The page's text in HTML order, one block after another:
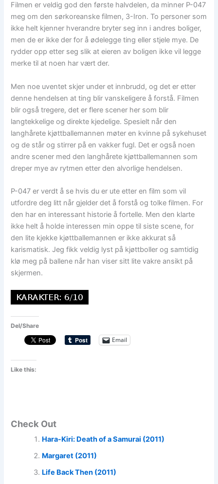
Filmen er veldig god den første halvdelen, da minner P-047
meg om den sørkoreanske filmen, 3-Iron. To personer som
ikke helt kjenner hverandre bryter seg inn i andres boliger,
men de er ikke der for å ødelegge ting eller stjele mye. De
rydder opp etter seg slik at eieren av boligen ikke vil legge
merke til at noen har vært der.
Men noe uventet skjer under et innbrudd, og det er etter
denne hendelsen at ting blir vanskeligere å forstå. Filmen
blir også tregere, det er flere scener her som blir
langtekkelige og direkte kjedelige. Spesielt når den
langhårete kjøttballemannen møter en kvinne på sykehuset
og de står og stirrer på en vakker fugl. Det er også noen
andre scener med den langhårete kjøttballemannen som
dreper mye av rytmen etter den alvorlige hendelsen.
P-047 er verdt å se hvis du er ute etter en film som vil
utfordre deg litt når gjelder det å forstå og tolke filmen. For
den har en interessant historie å fortelle. Men den klarte
ikke helt å holde interessen min oppe til siste scene, for
den lite kjekke kjøttballemannen er ikke akkurat så
karismatisk. Jeg fikk veldig lyst på kjøttboller og samtidig
klø meg på ballene når han viser sitt lite vakre ansikt på
skjermen.
Del/Share
Email
Like this:
Check Out
Hara-Kiri: Death of a Samurai (2011)
Margaret (2011)
Life Back Then (2011)